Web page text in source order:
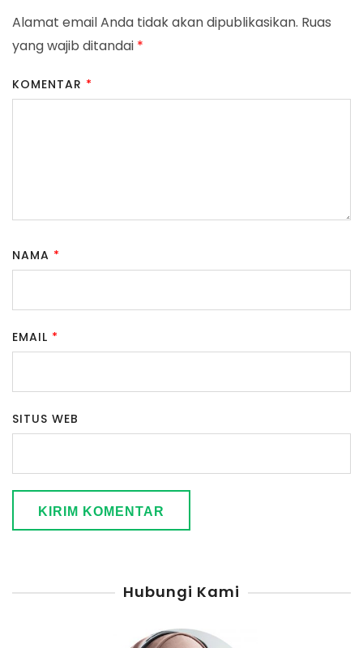
Alamat email Anda tidak akan dipublikasikan. Ruas
yang wajib ditandai *
KOMENTAR *
NAMA *
EMAIL *
SITUS WEB
Hubungi Kami